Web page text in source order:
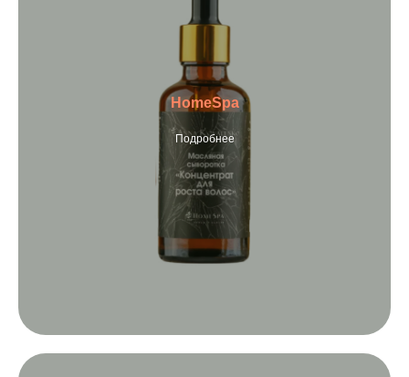
HomeSpa
Подробнее